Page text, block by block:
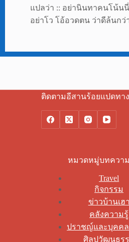
แปลว่า :: อย่านินทาคนโน้น
อย่าโว โอ้อวดตน ว่าดีล้นก
ติดตามอีสานร้อยแปดทา
หมวดหมู่บทความ
Travel
กิจกรรม
ข่าวบ้านเฮา
คลังความรู้
ปราชญ์และบุคค
ศิลปวัฒนธร